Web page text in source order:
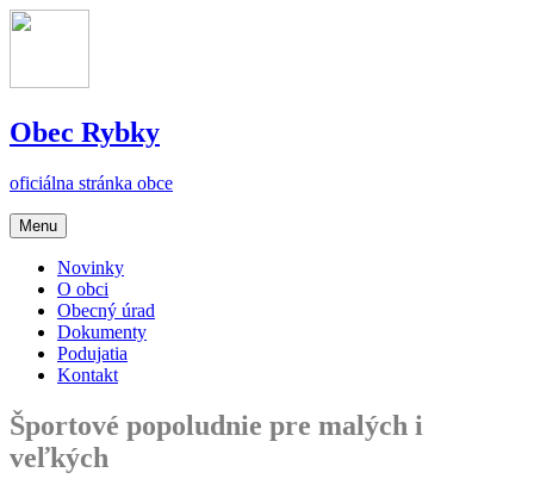
Obec Rybky
oficiálna stránka obce
Menu
Novinky
O obci
Obecný úrad
Dokumenty
Podujatia
Kontakt
Športové popoludnie pre malých i
veľkých